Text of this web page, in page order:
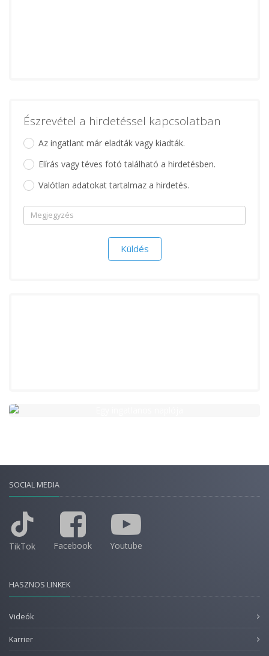
Észrevétel a hirdetéssel kapcsolatban
Az ingatlant már eladták vagy kiadták.
Elírás vagy téves fotó található a hirdetésben.
Valótlan adatokat tartalmaz a hirdetés.
SOCIAL MEDIA
TikTok Facebook Youtube
HASZNOS LINKEK
Videók
Karrier